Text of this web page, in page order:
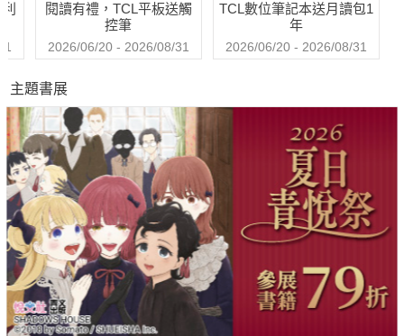
閱讀有禮，TCL平板送觸
控筆
2026/06/20 - 2026/08/31
TCL數位筆記本送月讀包1
年
2026/06/20 - 2026/08/31
主題書展